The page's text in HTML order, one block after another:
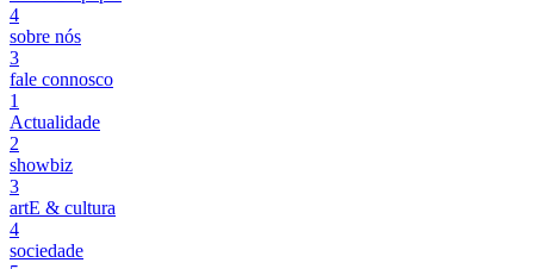
4
sobre nós
3
fale connosco
1
Actualidade
2
showbiz
3
artE & cultura
4
sociedade